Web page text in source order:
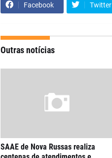
Facebook Twitter
Outras notícias
SAAE de Nova Russas realiza